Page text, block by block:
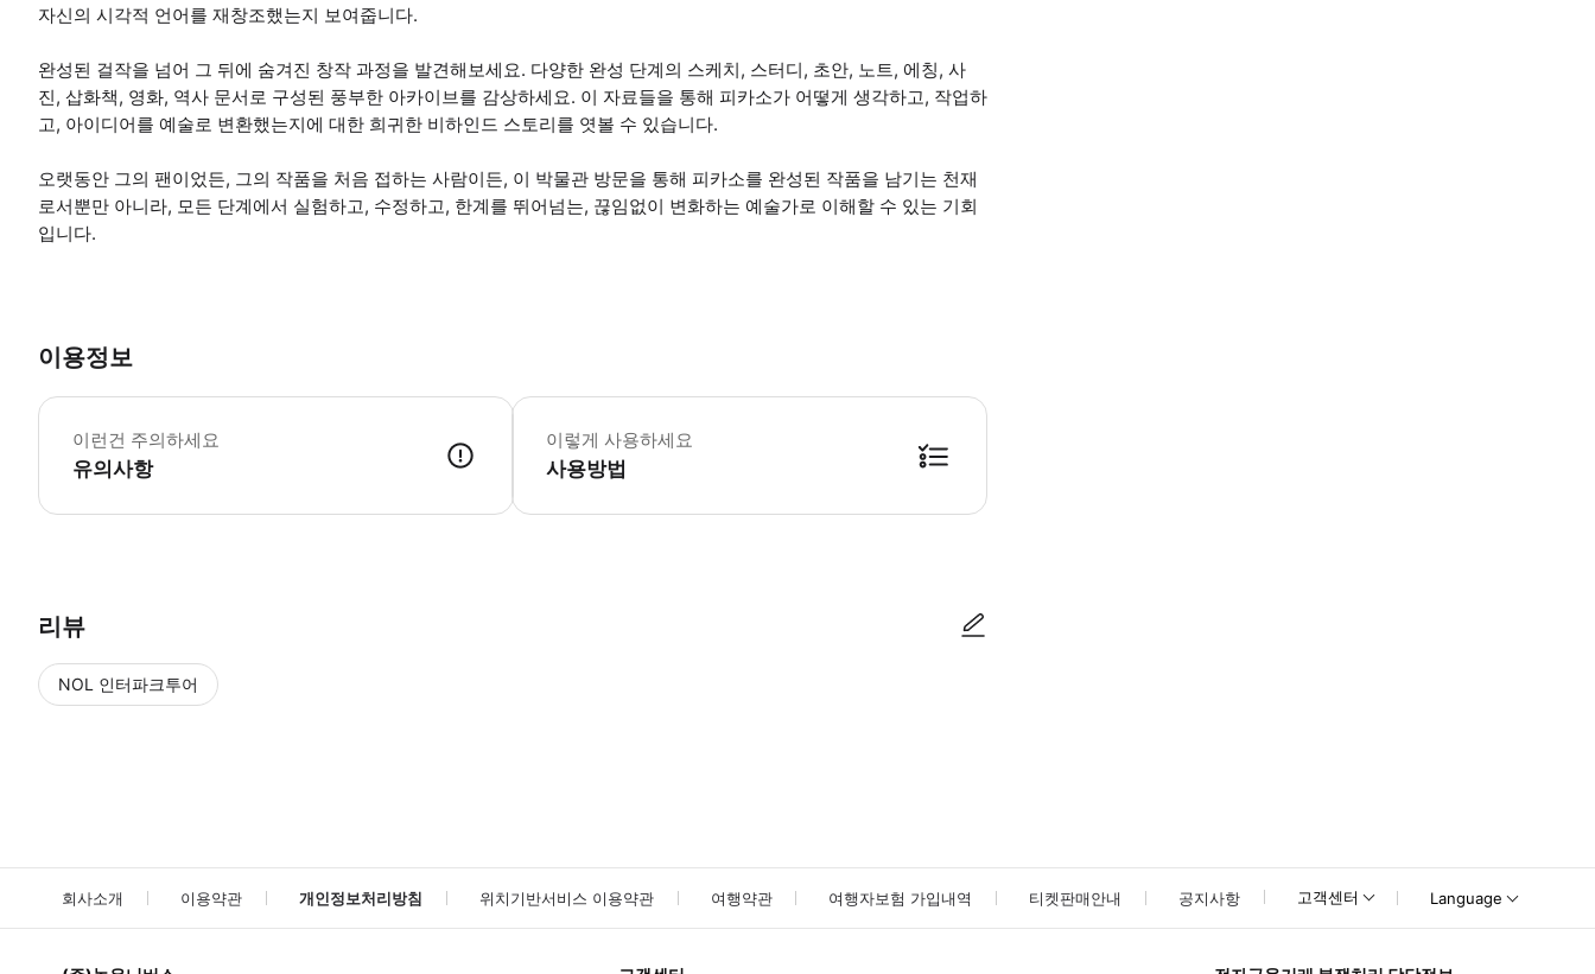
자신의 시각적 언어를 재창조했는지 보여줍니다.
완성된 걸작을 넘어 그 뒤에 숨겨진 창작 과정을 발견해보세요. 다양한 완성 단계의 스케치, 스터디, 초안, 노트, 에칭, 사
진, 삽화책, 영화, 역사 문서로 구성된 풍부한 아카이브를 감상하세요. 이 자료들을 통해 피카소가 어떻게 생각하고, 작업하
고, 아이디어를 예술로 변환했는지에 대한 희귀한 비하인드 스토리를 엿볼 수 있습니다.
오랫동안 그의 팬이었든, 그의 작품을 처음 접하는 사람이든, 이 박물관 방문을 통해 피카소를 완성된 작품을 남기는 천재
로서뿐만 아니라, 모든 단계에서 실험하고, 수정하고, 한계를 뛰어넘는, 끊임없이 변화하는 예술가로 이해할 수 있는 기회
입니다.
이용정보
이런건 주의하세요
유의사항
박물관은 화요일~일요일, 09:30~18:00에 개관합니다. 마지막 입장은 오후 5시 15분입니다. 미술관은 매주 월요일, 12월 25일, 1월 1일, 5월 1일에 휴관합
이렇게 사용하세요
사용방법
리뷰
NOL 인터파크투어
회사소개 이용약관 개인정보처리방침 위치기반서비스 이용약관 여행약관 여행자보험 가입내역 티켓판매안내 공지사항 고객센터 Language